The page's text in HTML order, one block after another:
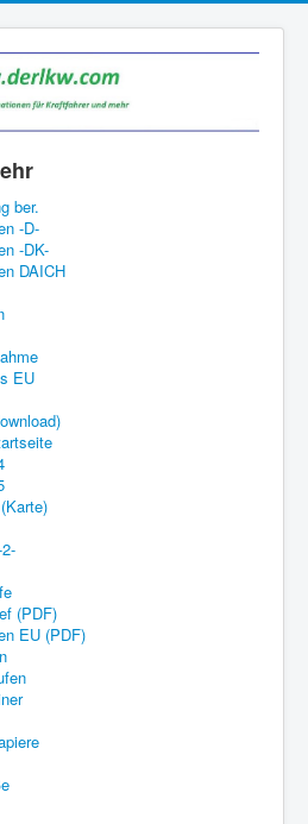
ber.
-D-
-DK-
DAICH
EU
(PDF)
EU (PDF)